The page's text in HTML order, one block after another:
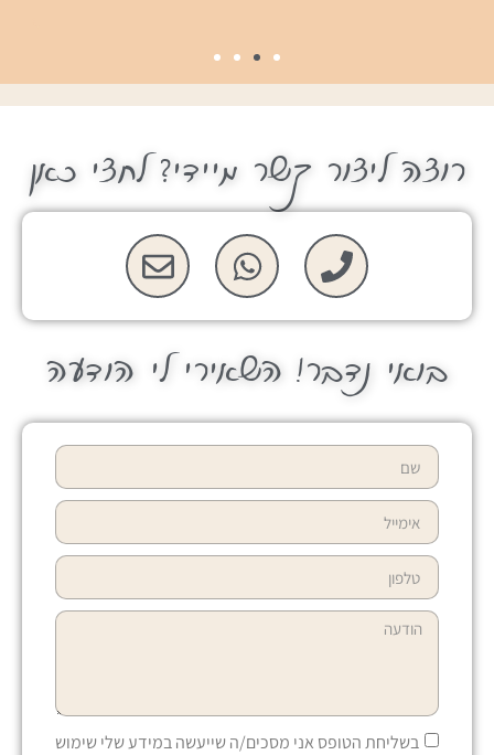
רוצה ליצור קשר מיידי? לחצי כאן
בואי נדבר! השאירי לי הודעה
בשליחת הטופס אני מסכים/ה שייעשה במידע שלי שימוש